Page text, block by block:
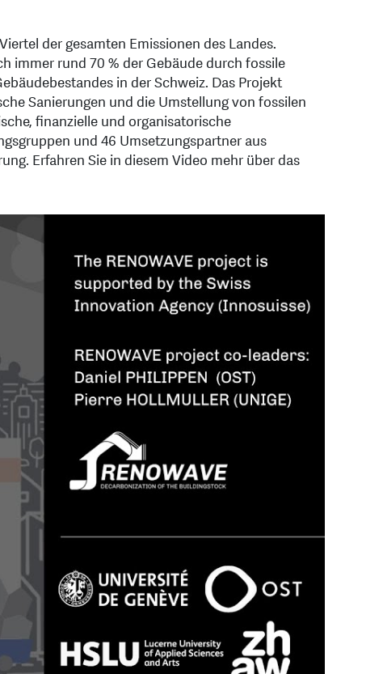
der gesamten Emissionen des Landes.
immer rund 70 % der Gebäude durch fossile
in der Schweiz. Das Projekt
Sanierungen und die Umstellung von fossilen
finanzielle und organisatorische
und 46 Umsetzungspartner aus
Erfahren Sie in diesem Video mehr über das